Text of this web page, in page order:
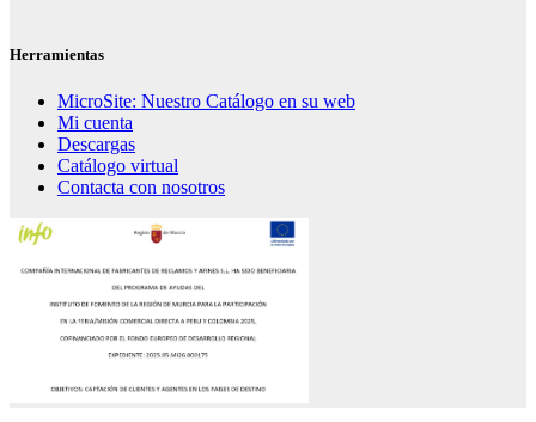
Herramientas
MicroSite: Nuestro Catálogo en su web
Mi cuenta
Descargas
Catálogo virtual
Contacta con nosotros